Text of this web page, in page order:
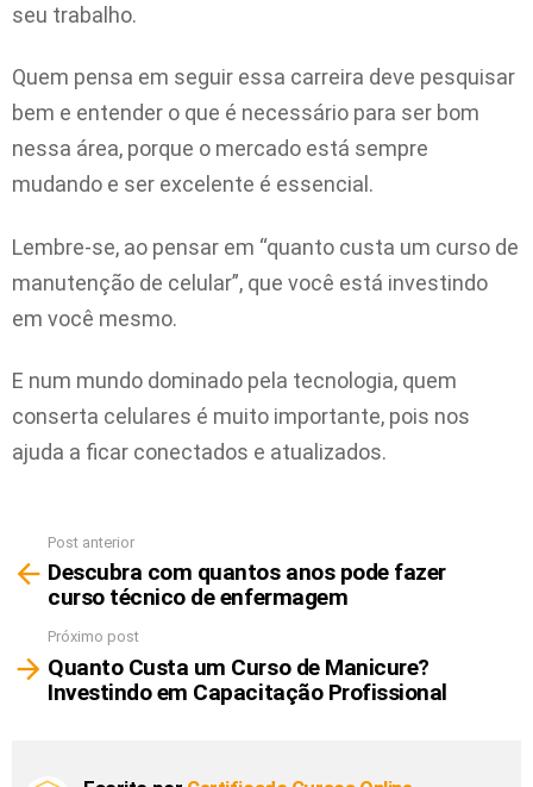
seu trabalho.
Quem pensa em seguir essa carreira deve pesquisar
bem e entender o que é necessário para ser bom
nessa área, porque o mercado está sempre
mudando e ser excelente é essencial.
Lembre-se, ao pensar em “quanto custa um curso de
manutenção de celular”, que você está investindo
em você mesmo.
E num mundo dominado pela tecnologia, quem
conserta celulares é muito importante, pois nos
ajuda a ficar conectados e atualizados.
mais
Post anterior
Descubra com quantos anos pode fazer
curso técnico de enfermagem
Próximo post
Quanto Custa um Curso de Manicure?
Investindo em Capacitação Profissional